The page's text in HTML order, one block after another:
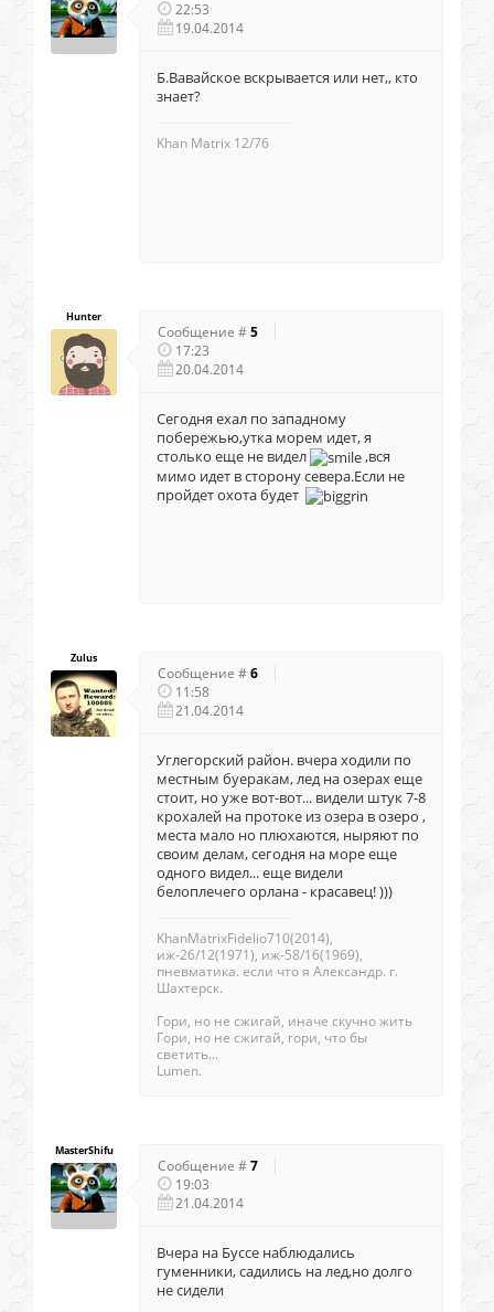
22:53
19.04.2014
Б.Вавайское вскрывается или нет,, кто
знает?
Khan Matrix 12/76
Hunter
Сообщение #5
17:23
20.04.2014
Сегодня ехал по западному
побережью,утка морем идет, я
столько еще не видел
,вся
мимо идет в сторону севера.Если не
пройдет охота будет
Zulus
Сообщение #6
11:58
21.04.2014
Углегорский район. вчера ходили по
местным буеракам, лед на озерах еще
стоит, но уже вот-вот... видели штук 7-8
крохалей на протоке из озера в озеро ,
места мало но плюхаются, ныряют по
своим делам, сегодня на море еще
одного видел... еще видели
белоплечего орлана - красавец! )))
KhanMatrixFidelio710(2014),
иж-26/12(1971), иж-58/16(1969),
пневматика. если что я Александр. г.
Шахтерск.
Гори, но не сжигай, иначе скучно жить
Гори, но не сжигай, гори, что бы
светить...
Lumen.
MasterShifu
Сообщение #7
19:03
21.04.2014
Вчера на Буссе наблюдались
гуменники, садились на лед,но долго
не сидели